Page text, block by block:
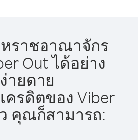
ราชอาณาจักร
Out ได้อย่าง
ง่ายดาย
ครดิตของ Viber
คุณก็สามารถ: